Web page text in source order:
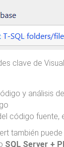
clave de
y análisis
código fuente,
también puede
SQL Server +